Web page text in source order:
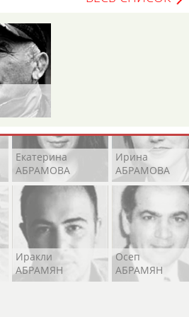
Андрей
АБРАМОВ
Екатерина
АБРАМОВА
Ирина
АБРАМОВА
Иракли
АБРАМЯН
Осеп
АБРАМЯН